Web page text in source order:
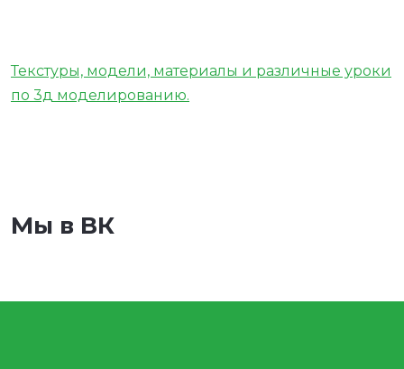
Текстуры, модели, материалы и различные уроки
по 3д моделированию.
Мы в ВК